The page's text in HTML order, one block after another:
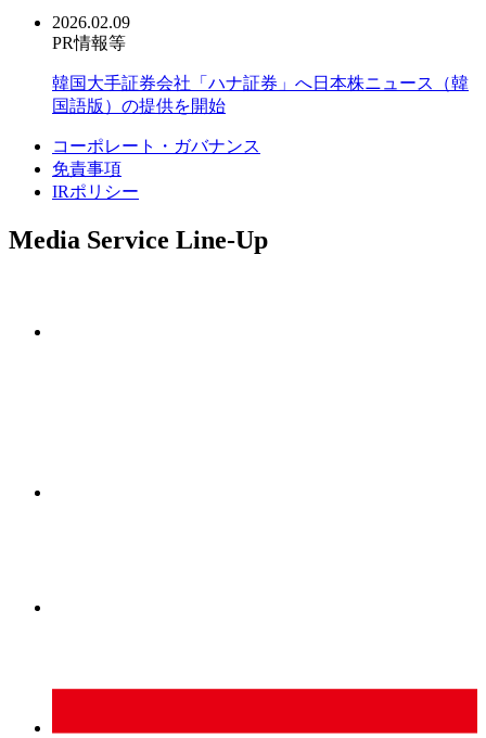
2026.02.09
PR情報等
韓国大手証券会社「ハナ証券」へ日本株ニュース（韓
国語版）の提供を開始
コーポレート・ガバナンス
免責事項
IRポリシー
Media Service Line-Up